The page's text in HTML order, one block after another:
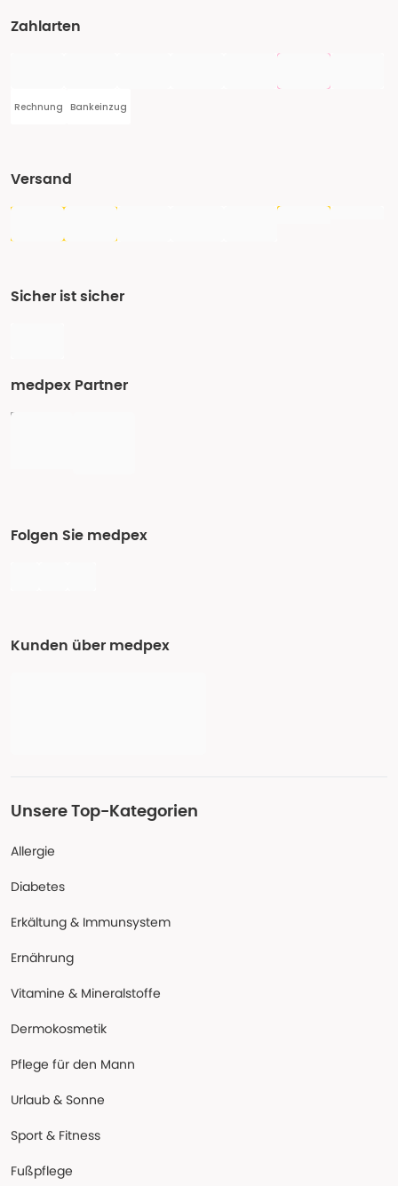
Zahlarten
Rechnung Bankeinzug
Versand
Sicher ist sicher
medpex Partner
Folgen Sie medpex
Kunden über medpex
Unsere Top-Kategorien
Allergie
Diabetes
Erkältung & Immunsystem
Ernährung
Vitamine & Mineralstoffe
Dermokosmetik
Pflege für den Mann
Urlaub & Sonne
Sport & Fitness
Fußpflege